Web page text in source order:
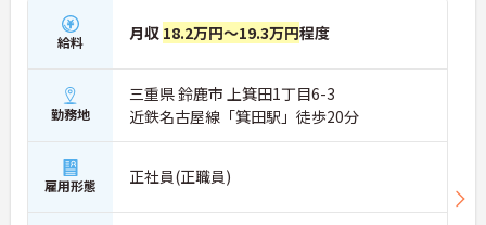
す。
・年間休日114日、残業月平均10時間程度という就
業環境に加え、産前産後休暇や育児休暇制度がしっ
かりと整備されています。オンとオフの切り替えを
明確にし、心身ともに充実した状態で長くご活躍い
ただけます。
・グループホーム一棟あたりの入居者様20名定員を
常時2～4名のスタッフで支援、国基準を上回る人員
配置や夜間複数名体制が敷かれているため、業務に
給料 月収 18.2万円～19.3万円程度
勤務地
三重県 鈴鹿市 上箕田1丁目6-3
近鉄名古屋線「箕田駅」徒歩20分
雇用形態 正社員(正職員)